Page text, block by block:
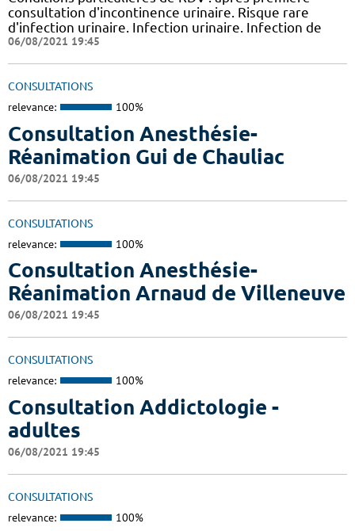
consultation d'incontinence urinaire. Risque rare
d'infection urinaire. Infection urinaire. Infection de
06/08/2021 19:45
CONSULTATIONS
relevance: 100%
Consultation Anesthésie-
Réanimation Gui de Chauliac
06/08/2021 19:45
CONSULTATIONS
relevance: 100%
Consultation Anesthésie-
Réanimation Arnaud de Villeneuve
06/08/2021 19:45
CONSULTATIONS
relevance: 100%
Consultation Addictologie -
adultes
06/08/2021 19:45
CONSULTATIONS
relevance: 100%